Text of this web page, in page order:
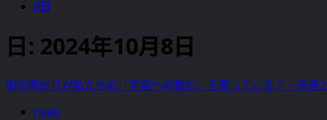
8日
日: 2024年10月8日
街の明かりが私たちの「宇宙への憧れ」を奪っている？ – 光害
news